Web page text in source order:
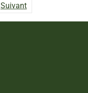
Suivant